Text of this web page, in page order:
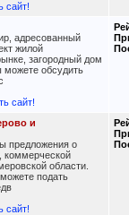
сайт!
адресованный
жилой
загородный дом
обсудить
сайт!
и
предложения о
коммерческой
области.
подать
сайт!